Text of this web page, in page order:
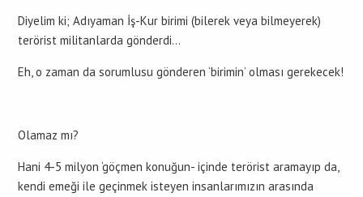
Diyelim ki; Adıyaman İş-Kur birimi (bilerek veya bilmeyerek)
terörist militanlarda gönderdi…
Eh, o zaman da sorumlusu gönderen ‘birimin’ olması gerekecek!
Olamaz mı?
Hani 4-5 milyon ‘göçmen konuğun- içinde terörist aramayıp da,
kendi emeği ile geçinmek isteyen insanlarımızın arasında